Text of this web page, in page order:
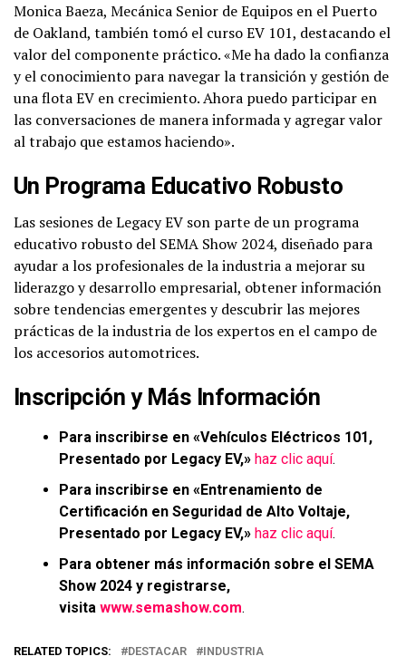
Monica Baeza, Mecánica Senior de Equipos en el Puerto
de Oakland, también tomó el curso EV 101, destacando el
valor del componente práctico. «Me ha dado la confianza
y el conocimiento para navegar la transición y gestión de
una flota EV en crecimiento. Ahora puedo participar en
las conversaciones de manera informada y agregar valor
al trabajo que estamos haciendo».
Un Programa Educativo Robusto
Las sesiones de Legacy EV son parte de un programa
educativo robusto del SEMA Show 2024, diseñado para
ayudar a los profesionales de la industria a mejorar su
liderazgo y desarrollo empresarial, obtener información
sobre tendencias emergentes y descubrir las mejores
prácticas de la industria de los expertos en el campo de
los accesorios automotrices.
Inscripción y Más Información
Para inscribirse en «Vehículos Eléctricos 101,
Presentado por Legacy EV,» haz clic aquí.
Para inscribirse en «Entrenamiento de
Certificación en Seguridad de Alto Voltaje,
Presentado por Legacy EV,» haz clic aquí.
Para obtener más información sobre el SEMA
Show 2024 y registrarse,
visita www.semashow.com.
RELATED TOPICS: DESTACAR INDUSTRIA